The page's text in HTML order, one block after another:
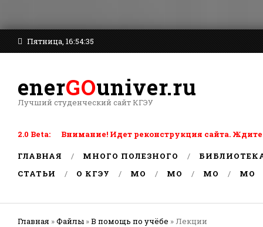
Пятница, 16:54:35
enerGOuniver.ru
Лучший студенческий сайт КГЭУ
2.0 Beta: Внимание! Идет реконструкция сайта. Ждите
ГЛАВНАЯ МНОГО ПОЛЕЗНОГО
СТАТЬИ
О КГЭУ MO MO MO MO
Главная »Файлы »В помощь по учёбе » Лекции